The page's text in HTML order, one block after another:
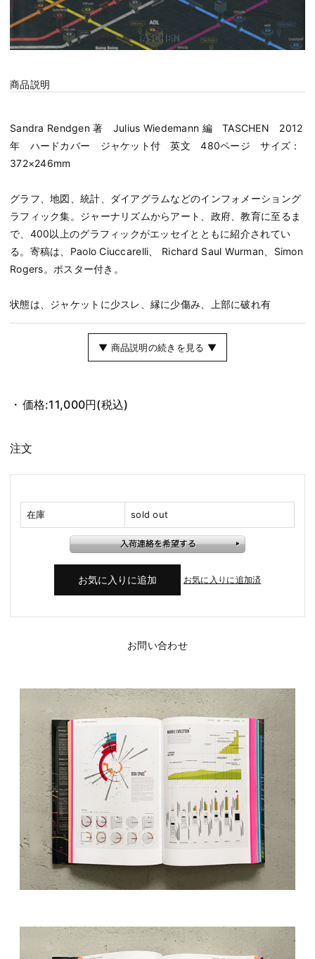
商品説明
Sandra Rendgen 著 Julius Wiedemann 編 TASCHEN 2012
年 ハードカバー ジャケット付 英文 480ページ サイズ：
372×246mm
グラフ、地図、統計、ダイアグラムなどのインフォメーショング
ラフィック集。ジャーナリズムからアート、政府、教育に至るま
で、400以上のグラフィックがエッセイとともに紹介されてい
る。寄稿は、Paolo Ciuccarelli、 Richard Saul Wurman、Simon
Rogers。ポスター付き。
状態は、ジャケットに少スレ、縁に少傷み、上部に破れ有
▼ 商品説明の続きを見る ▼
価格:11,000円(税込)
注文
在庫 sold out
お気に入りに追加済
お問い合わせ